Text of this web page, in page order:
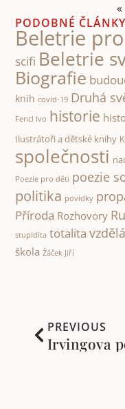
PODOBNÉ ČLÁNKY
Beletrie
scifi Beletrie
Biografie
knih covid-19 Druhá
Fencl Ivo historie
Ilustrátoři a dětské knihy
společnosti
Poezie pro děti poezie
politika povidky
Příroda Rozhovory
stupidita totalita
škola Žáček Jiří
PREVIOUS